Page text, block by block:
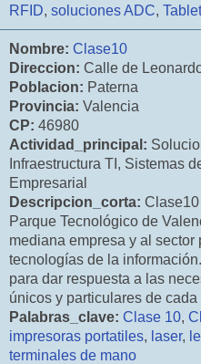
RFID, soluciones ADC,
Nombre: Clase10
Direccion: Calle de
Poblacion: Paterna
Provincia: Valencia
CP: 46980
Actividad_principal:
Infraestructura TI, Sistemas
Empresarial
Descripcion_corta:
Parque Tecnológico de
mediana empresa y al
tecnologías de la
para dar respuesta a las
únicos y particulares de
Palabras_clave: Clase 10,
impresoras portatiles, laser,
terminales de mano